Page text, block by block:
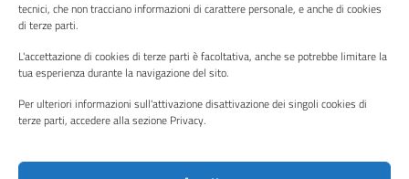
tecnici, che non tracciano informazioni di carattere personale, e anche di cookies
di terze parti.
L'accettazione di cookies di terze parti è facoltativa, anche se potrebbe limitare la
tua esperienza durante la navigazione del sito.
Per ulteriori informazioni sull'attivazione disattivazione dei singoli cookies di
terze parti, accedere alla sezione Privacy.
Note legali
Piano di miglioramento del sito